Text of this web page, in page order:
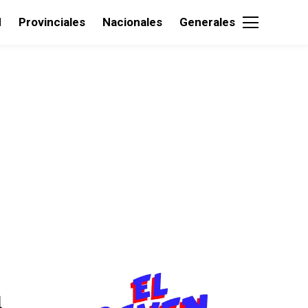
Provinciales Nacionales Generales